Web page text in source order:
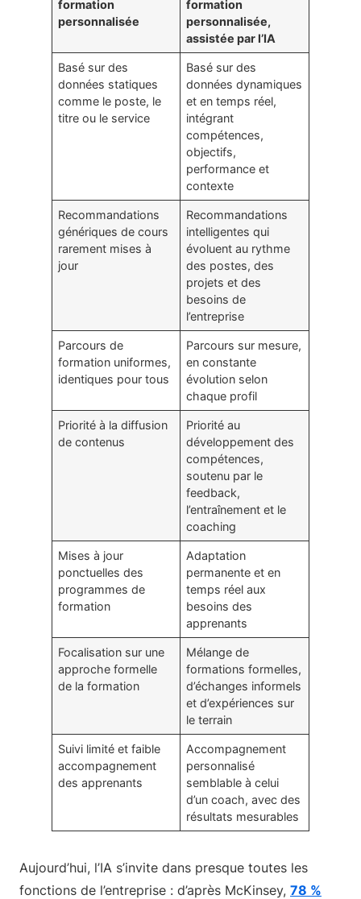
formation
personnalisée
formation
personnalisée,
assistée par l’IA
Basé sur des
données statiques
comme le poste, le
titre ou le service
Basé sur des
données dynamiques
et en temps réel,
intégrant
compétences,
objectifs,
performance et
contexte
Recommandations
génériques de cours
rarement mises à
jour
Recommandations
intelligentes qui
évoluent au rythme
des postes, des
projets et des
besoins de
l’entreprise
Parcours de
formation uniformes,
identiques pour tous
Parcours sur mesure,
en constante
évolution selon
chaque profil
Priorité à la diffusion
de contenus
Priorité au
développement des
compétences,
soutenu par le
feedback,
l’entraînement et le
coaching
Mises à jour
ponctuelles des
programmes de
formation
Adaptation
permanente et en
temps réel aux
besoins des
apprenants
Focalisation sur une
approche formelle
de la formation
Mélange de
formations formelles,
d’échanges informels
et d’expériences sur
le terrain
Suivi limité et faible
accompagnement
des apprenants
Accompagnement
personnalisé
semblable à celui
d’un coach, avec des
résultats mesurables
Aujourd’hui, l’IA s’invite dans presque toutes les
fonctions de l’entreprise : d’après McKinsey, 78 %